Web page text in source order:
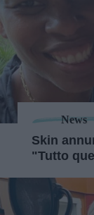
News
Skin
"Tutto